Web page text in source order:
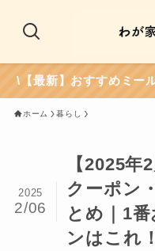
\【最新】おすすめミー
ホーム 暮らし
【2025
クーポン
とめ｜1
ンはこれ！
2025
2/06